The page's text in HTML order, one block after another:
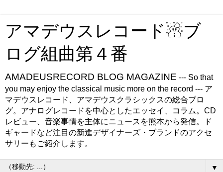
アマデウスレコード☃ブ
ログ組曲第４番
AMADEUSRECORD BLOG MAGAZINE --- So that
you may enjoy the classical music more on the record --- ア
マデウスレコード、アマデウスクラシックスの総合ブロ
グ。アナログレコードを中心としたエッセイ、コラム。CD
レビュー、音楽事情を主体にニュースを熊本から発信。ド
ギャードなど注目の新進デザイナーズ・ブランドのアクセ
サリーもご紹介します。
▼